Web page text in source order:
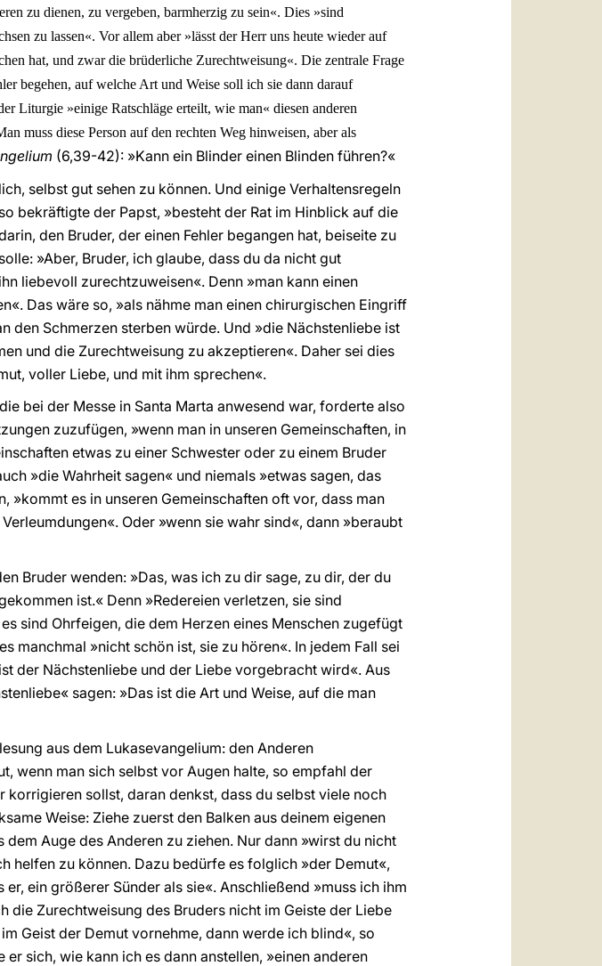
zu dienen, zu vergeben, barmherzig zu sein«. Dies »sind
zu lassen«. Vor allem aber »lässt der Herr uns heute wieder auf
hat, und zwar die brüderliche Zurechtweisung«. Die zentrale Frage
begehen, auf welche Art und Weise soll ich sie dann darauf
Liturgie »einige Ratschläge erteilt, wie man« diesen anderen
muss diese Person auf den rechten Weg hinweisen, aber als
(6,39-42): »Kann ein Blinder einen Blinden führen?«
selbst gut sehen zu können. Und einige Verhaltensregeln
bekräftigte der Papst, »besteht der Rat im Hinblick auf die
den Bruder, der einen Fehler begangen hat, beiseite zu
»Aber, Bruder, ich glaube, dass du da nicht gut
liebevoll zurechtzuweisen«. Denn »man kann einen
Das wäre so, »als nähme man einen chirurgischen Eingriff
den Schmerzen sterben würde. Und »die Nächstenliebe ist
und die Zurechtweisung zu akzeptieren«. Daher sei dies
voller Liebe, und mit ihm sprechen«.
bei der Messe in Santa Marta anwesend war, forderte also
zuzufügen, »wenn man in unseren Gemeinschaften, in
etwas zu einer Schwester oder zu einem Bruder
»die Wahrheit sagen« und niemals »etwas sagen, das
»kommt es in unseren Gemeinschaften oft vor, dass man
Oder »wenn sie wahr sind«, dann »beraubt
Bruder wenden: »Das, was ich zu dir sage, zu dir, der du
ist.« Denn »Redereien verletzen, sie sind
sind Ohrfeigen, die dem Herzen eines Menschen zugefügt
manchmal »nicht schön ist, sie zu hören«. In jedem Fall sei
der Nächstenliebe und der Liebe vorgebracht wird«. Aus
sagen: »Das ist die Art und Weise, auf die man
aus dem Lukasevangelium: den Anderen
wenn man sich selbst vor Augen halte, so empfahl der
korrigieren sollst, daran denkst, dass du selbst viele noch
Weise: Ziehe zuerst den Balken aus deinem eigenen
Auge des Anderen zu ziehen. Nur dann »wirst du nicht
helfen zu können. Dazu bedürfe es folglich »der Demut«,
ein größerer Sünder als sie«. Anschließend »muss ich ihm
die Zurechtweisung des Bruders nicht im Geiste der Liebe
Geist der Demut vornehme, dann werde ich blind«, so
sich, wie kann ich es dann anstellen, »einen anderen